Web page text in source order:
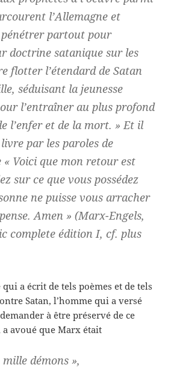
l’Allemagne et
partout pour
doctrine satanique sur les
flotter l’étendard de Satan
séduisant la jeunesse
l’entraîner au plus profond
l’enfer et de la mort. » Et il
par les paroles de
« Voici que mon retour est
sur ce que vous possédez
ne puisse vous arracher
Amen » (Marx-Engels,
complete édition I, cf. plus
a écrit de tels poèmes et de tels
Satan, l’homme qui a versé
à être préservé de ce
avoué que Marx était
mille démons »,